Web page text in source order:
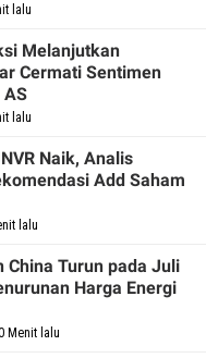
lalu
Melanjutkan
Cermati Sentimen
AS
lalu
Naik, Analis
Add Saham
lalu
China Turun pada Juli
Harga Energi
Menit lalu